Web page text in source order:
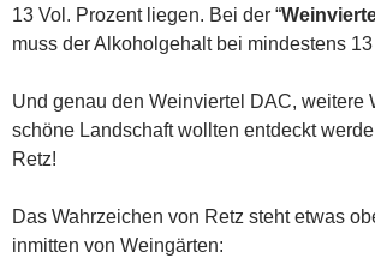
13 Vol. Prozent liegen. Bei der “
muss der Alkoholgehalt bei mindestens
Und genau den Weinviertel DAC, weitere
schöne Landschaft wollten entdeckt
Retz!
Das Wahrzeichen von Retz steht etwas
inmitten von Weingärten: